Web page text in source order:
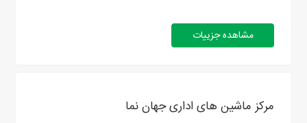
مشاهده جزییات
مرکز ماشین های اداری جهان نما